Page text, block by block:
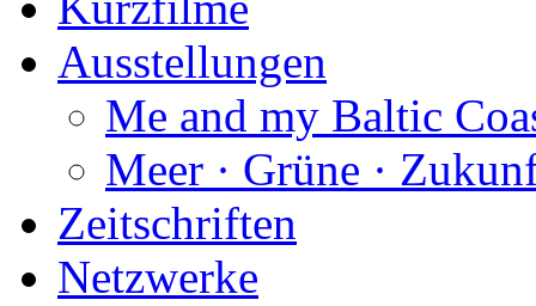
Ausstellungen
Me and my Baltic
Meer · Grüne ·
Zeitschriften
Netzwerke